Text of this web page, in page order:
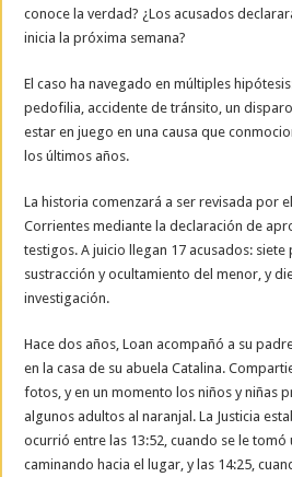
conoce la verdad? ¿Los acusados
inicia la próxima semana?
El caso ha navegado en múltiples
pedofilia, accidente de tránsito, un
estar en juego en una causa que
los últimos años.
La historia comenzará a ser revisada por
Corrientes mediante la declaración de
testigos. A juicio llegan 17 acusados:
sustracción y ocultamiento del menor, y
investigación.
Hace dos años, Loan acompañó a su
en la casa de su abuela Catalina.
fotos, y en un momento los niños y niñas
algunos adultos al naranjal. La Justicia
ocurrió entre las 13:52, cuando se le
caminando hacia el lugar, y las 14:25,